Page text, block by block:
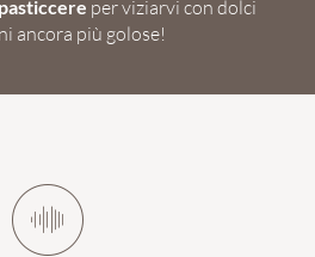
pasticcere per viziarvi con dolci
ancora più golose!